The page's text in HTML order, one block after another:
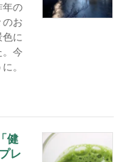
年の
のお
に
。今
。
健
レ